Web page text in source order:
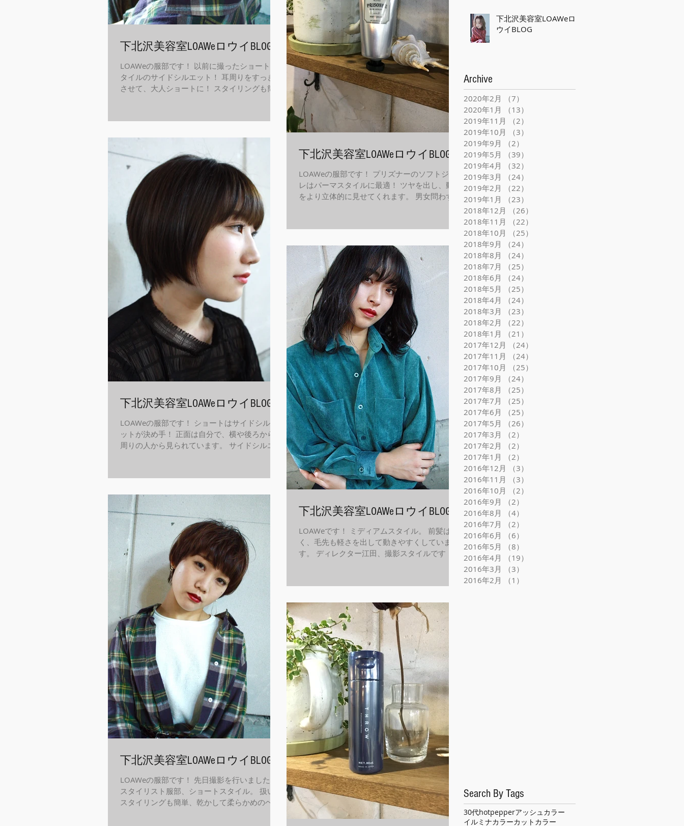
下北沢美容室LOAWeロウイBLOG
LOAWeの服部です！ 以前に撮ったショートス
タイルのサイドシルエット！ 耳周りをすっきり
させて、大人ショートに！ スタイリングも簡単
インスタグラム インスタ ...
下北沢美容室LOAWeロウイBLOG
LOAWeの服部です！ プリズナーのソフトジュ
レはパーマスタイルに最適！ ツヤを出し、動き
をより立体的に見せてくれます。 男女問わず使
下北沢美容室LOAWeロウイBLOG
LOAWeの服部です！ ショートはサイドシルエ
ットが決め手！ 正面は自分で、横や後ろからは
周りの人から見られています。 サイドシルエッ
イメチェンしましょう！ LOAWe公式インスタ
下北沢美容室LOAWeロウイBLOG
LOAWeです！ ミディアムスタイル。 前髪は薄
く、毛先も軽さを出して動きやすくしていま
す。 ディレクター江田、撮影スタイルです！
からのご予約をオススメしています。 ...
下北沢美容室LOAWeロウイBLOG
LOAWeの服部です！ 先日撮影を行いました！
スタイリスト服部、ショートスタイル。 扱いや
スタイリングも簡単、乾かして柔らかめのヘア
下北沢美容室LOAWeロ
ウイBLOG
Archive
2020年2月 （7）
2020年1月
（13）
2019年11月
（2）
2019年10月
（3）
2019年9月
（2）
2019年5月
（39）
2019年4月
（32）
2019年3月
（24）
2019年2月
（22）
2019年1月
（23）
2018年12月
（26）
2018年11月
（22）
2018年10月
（25）
2018年9月
（24）
2018年8月
（24）
2018年7月
（25）
2018年6月
（24）
2018年5月
（25）
2018年4月
（24）
2018年3月
（23）
2018年2月
（22）
2018年1月
（21）
2017年12月
（24）
2017年11月
（24）
2017年10月
（25）
2017年9月
（24）
2017年8月
（25）
2017年7月
（25）
2017年6月
（25）
2017年5月
（26）
2017年3月
（2）
2017年2月
（2）
2017年1月
（2）
2016年12月
（3）
2016年11月
（3）
2016年10月
（2）
2016年9月
（2）
2016年8月
（4）
2016年7月
（2）
2016年6月
（6）
2016年5月
（8）
2016年4月
（19）
2016年3月
（3）
2016年2月
（1）
Search By Tags
30代hotpepperアッシュカラー
イルミナカラーカット カラー